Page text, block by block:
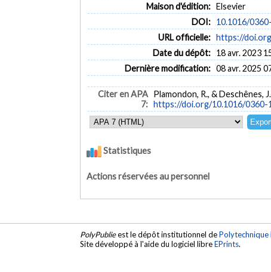
Maison d'édition: Elsevier
DOI: 10.1016/
URL officielle: https://
Date du dépôt: 18 avr. 2023
Dernière modification: 08 avr. 2025
Citer en APA
7:
Plamondon, R., & Deschênes,
https://doi.org/10.1016/0360-
Statistiques
Actions réservées au personnel
PolyPublieest le dépôt institutionnel de
Site développé à l'aide du logiciel libreEPrints.